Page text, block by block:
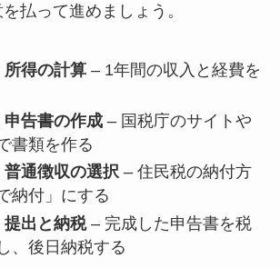
払って進めましょう。
所得の計算– 1年間の収入と経費を
告書の作成– 国税庁のサイトや
書類を作る
通徴収の選択– 住民税の納付方
納付」にする
提出と納税– 完成した申告書を税
、後日納税する